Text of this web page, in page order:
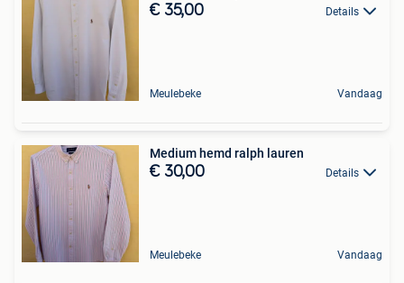
€ 35,00 Details
Meulebeke Vandaag
Medium hemd ralph lauren
€ 30,00 Details
Meulebeke Vandaag